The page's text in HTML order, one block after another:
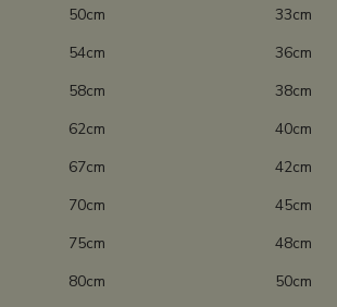
33cm
36cm
38cm
40cm
42cm
45cm
48cm
50cm